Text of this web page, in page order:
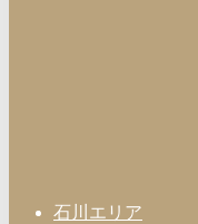
石川エリア